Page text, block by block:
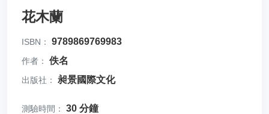
花木蘭
ISBN： 9789869769983
作者： 佚名
出版社： 昶景國際文化
測驗時間： 30 分鐘